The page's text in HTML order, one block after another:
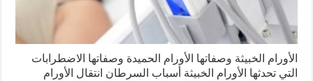
الأورام الخبيثة وصفاتها الأورام الحميدة وصفاتها الاضطرابات
التي تحدثها الأورام الخبيثة أسباب السرطان انتقال الأورام